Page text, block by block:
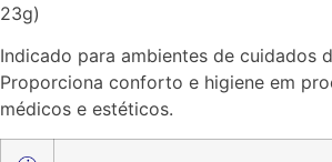
23g)
Indicado para ambientes de cuidados
Proporciona conforto e higiene em
médicos e estéticos.